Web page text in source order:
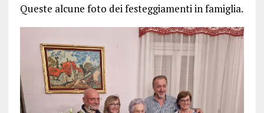
Queste alcune foto dei festeggiamenti in famiglia.